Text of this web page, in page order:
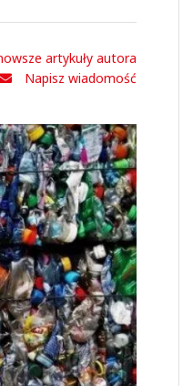
artykuły autora
Napisz wiadomość